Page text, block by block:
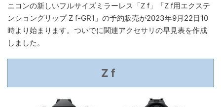
ニコンの新しいフルサイズミラーレス「Z f」「Z f用エクステ
ンショングリップ Z f-GR1」の予約販売が2023年9月22日10
時より始まります。ついでに関連アクセサリの早見表を作成
しました。
Z f